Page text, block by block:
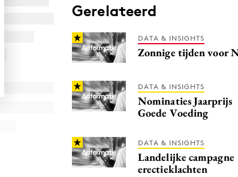
Gerelateerd
DATA & INSIGHTS
Zonnige tijden voor
DATA & INSIGHTS
Nominaties Jaarprijs
Goede Voeding
DATA & INSIGHTS
Landelijke campagne
erectieklachten